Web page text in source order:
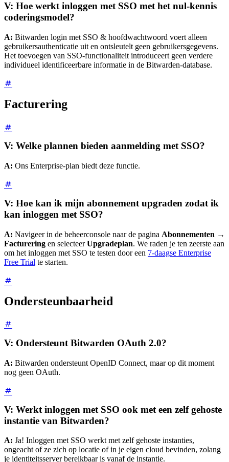
V: Hoe werkt inloggen met SSO met het nul-kennis
coderingsmodel?
A: Bitwarden login met SSO & hoofdwachtwoord voert alleen
gebruikersauthenticatie uit en ontsleutelt geen gebruikersgegevens.
Het toevoegen van SSO-functionaliteit introduceert geen verdere
individueel identificeerbare informatie in de Bitwarden-database.
Facturering
V: Welke plannen bieden aanmelding met SSO?
A: Ons Enterprise-plan biedt deze functie.
V: Hoe kan ik mijn abonnement upgraden zodat ik
kan inloggen met SSO?
A: Navigeer in de beheerconsole naar de pagina Abonnementen →
Facturering en selecteerUpgradeplan. We raden je ten zeerste aan
om het inloggen met SSO te testen door een 7-daagse Enterprise
Free Trial te starten.
Ondersteunbaarheid
V: Ondersteunt Bitwarden OAuth 2.0?
A: Bitwarden ondersteunt OpenID Connect, maar op dit moment
nog geen OAuth.
V: Werkt inloggen met SSO ook met een zelf gehoste
instantie van Bitwarden?
A: Ja! Inloggen met SSO werkt met zelf gehoste instanties,
ongeacht of ze zich op locatie of in je eigen cloud bevinden, zolang
je identiteitsserver bereikbaar is vanaf de instantie.